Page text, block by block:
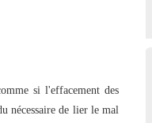
si l'effacement des
nécessaire de lier le mal